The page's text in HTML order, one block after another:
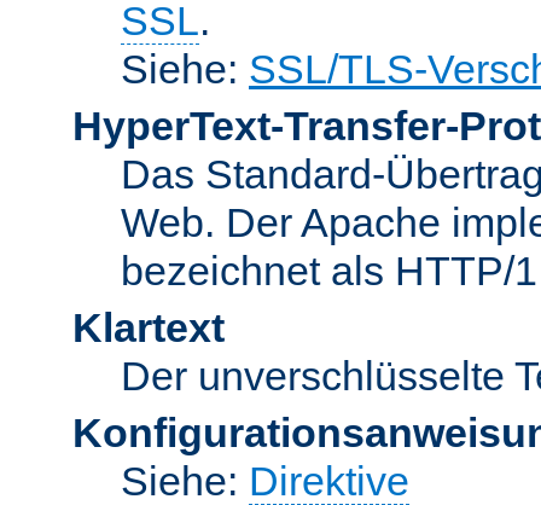
SSL.
Siehe: SSL/TLS-
HyperText-Transfer-
Das Standard-
Web. Der Apache
bezeichnet als HTTP/
Klartext
Der unverschlüsselte
Siehe: Direktive